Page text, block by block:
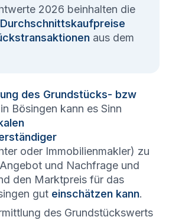
2026 beinhalten die
aus dem
des Grundstücks- bzw
in Bösingen kann es Sinn
oder Immobilienmakler) zu
und Nachfrage und
den Marktpreis für das
gut einschätzen kann.
des Grundstückswerts